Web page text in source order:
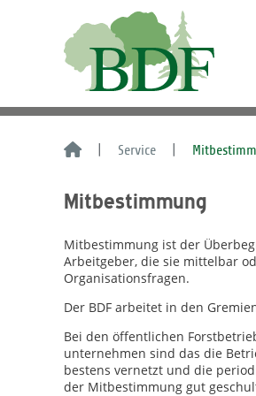
Service
Mitbestimmung
Mitbestimmung ist der
Arbeitgeber, die sie mittelbar
Organisationsfragen.
Der BDF arbeitet in den
Bei den öffentlichen
unternehmen sind das die
bestens vernetzt und die
der Mitbestimmung gut